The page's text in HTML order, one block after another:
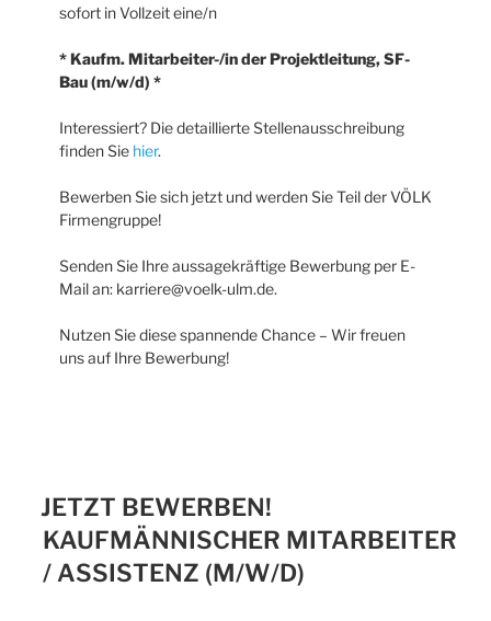
sofort in Vollzeit eine/n
* Kaufm. Mitarbeiter-/in der Projektleitung, SF-
Bau (m/w/d) *
Interessiert? Die detaillierte Stellenausschreibung
finden Sie hier.
Bewerben Sie sich jetzt und werden Sie Teil der VÖLK
Firmengruppe!
Senden Sie Ihre aussagekräftige Bewerbung per E-
Mail an: karriere@voelk-ulm.de.
Nutzen Sie diese spannende Chance – Wir freuen
uns auf Ihre Bewerbung!
JETZT BEWERBEN!
KAUFMÄNNISCHER MITARBEITER
/ ASSISTENZ (M/W/D)